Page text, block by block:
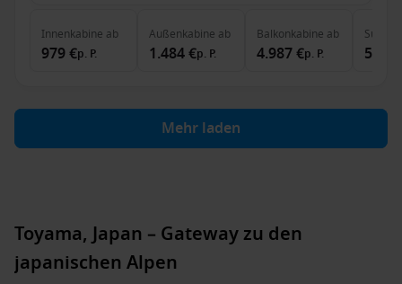
Innenkabine ab
979 €p. P.
Außenkabine ab
1.484 €p. P.
Balkonkabine ab
4.987 €p. P.
Suite
Mehr laden
Toyama, Japan – Gateway zu den
japanischen Alpen